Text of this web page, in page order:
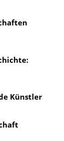
Künstler